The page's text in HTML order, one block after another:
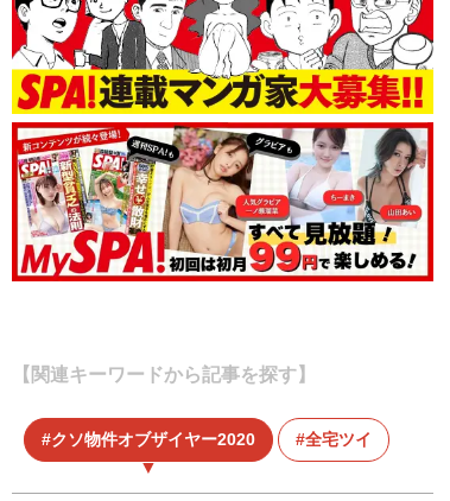
【関連キーワードから記事を探す】
クソ物件オブザイヤー2020 全宅ツイ